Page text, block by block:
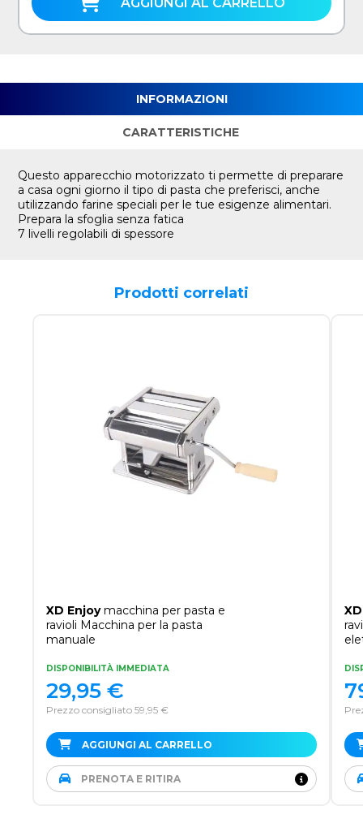
INFORMAZIONI
CARATTERISTICHE
Questo apparecchio motorizzato ti permette di preparare
a casa ogni giorno il tipo di pasta che preferisci, anche
utilizzando farine speciali per le tue esigenze alimentari.
Prepara la sfoglia senza fatica
7 livelli regolabili di spessore
Prodotti correlati
XD Enjoymacchina per pasta e
ravioli Macchina per la pasta
manuale
DISPONIBILITÀ IMMEDIATA
Prezzo consigliato 59,95 €
29,95 €
AGGIUNGI AL CARRELLO
PRENOTA E RITIRA